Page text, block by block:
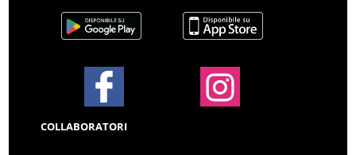
COLLABORATORI